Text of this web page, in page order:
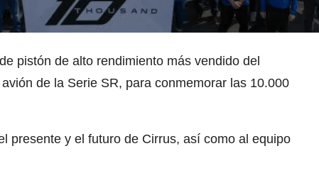
pistón de alto rendimiento más vendido del
de la Serie SR, para conmemorar las 10.000
presente y el futuro de Cirrus, así como al equipo